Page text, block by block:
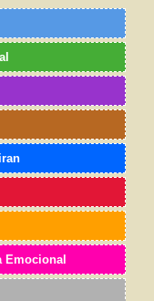
Emocional